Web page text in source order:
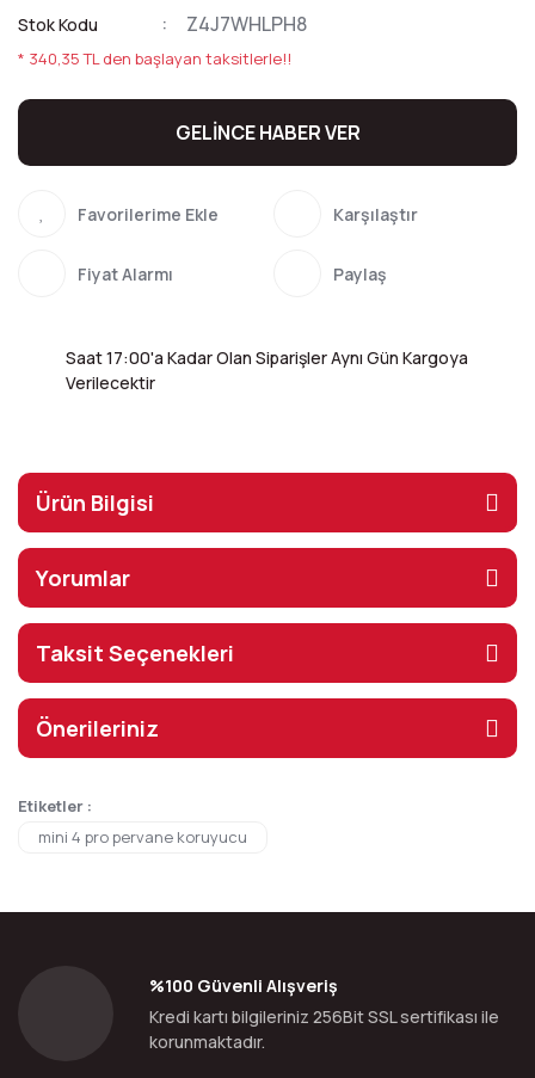
Stok Kodu Z4J7WHLPH8
* 340,35 TL den başlayan taksitlerle!!
GELİNCE HABER VER
Karşılaştır
Fiyat Alarmı Paylaş
Saat 17:00'a Kadar Olan Siparişler Aynı Gün Kargoya
Verilecektir
Ürün Bilgisi
Yorumlar
Taksit Seçenekleri
Önerileriniz
Etiketler :
mini 4 pro pervane koruyucu
%100 Güvenli Alışveriş
Kredi kartı bilgileriniz 256Bit SSL sertifikası ile
korunmaktadır.